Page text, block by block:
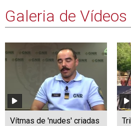
Galeria de Vídeos
Vítmas de 'nudes' criadas